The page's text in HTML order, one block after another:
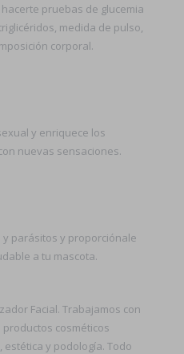
pruebas de glucemia
medida de pulso,
corporal.
y enriquece los
nuevas sensaciones.
parásitos y proporciónale
a tu mascota.
Facial. Trabajamos con
cosméticos
y podología. Todo